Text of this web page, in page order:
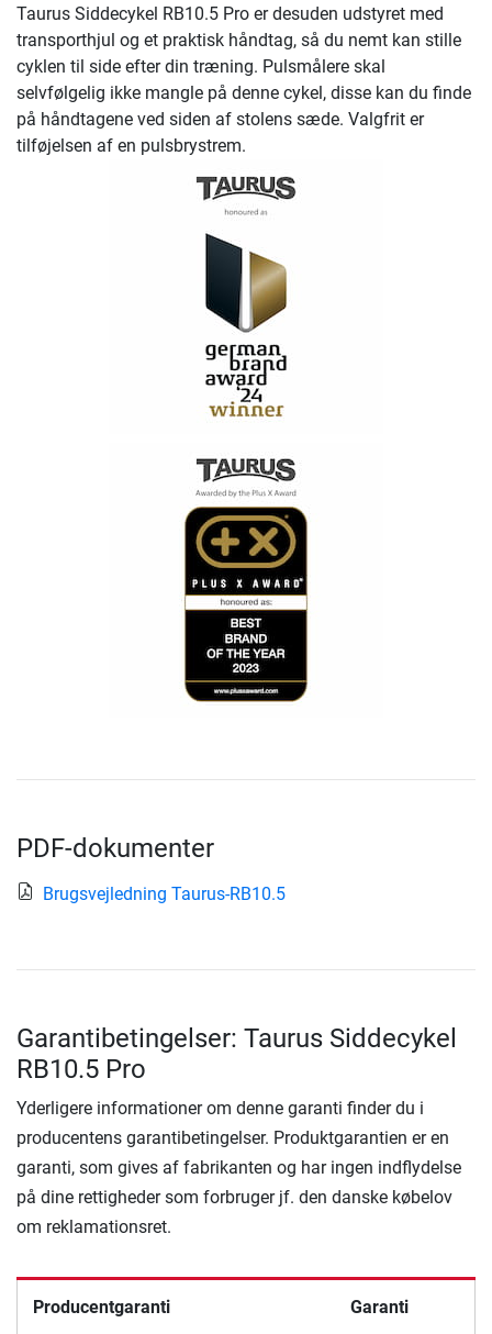
Taurus Siddecykel RB10.5 Pro er desuden udstyret med
transporthjul og et praktisk håndtag, så du nemt kan stille
cyklen til side efter din træning. Pulsmålere skal
selvfølgelig ikke mangle på denne cykel, disse kan du finde
på håndtagene ved siden af ​​stolens sæde. Valgfrit er
tilføjelsen af ​​en pulsbrystrem.
PDF-dokumenter
Brugsvejledning Taurus-RB10.5
Garantibetingelser: Taurus Siddecykel
RB10.5 Pro
Yderligere informationer om denne garanti finder du i
producentens garantibetingelser. Produktgarantien er en
garanti, som gives af fabrikanten og har ingen indflydelse
på dine rettigheder som forbruger jf. den danske købelov
om reklamationsret.
Producentgaranti Garanti